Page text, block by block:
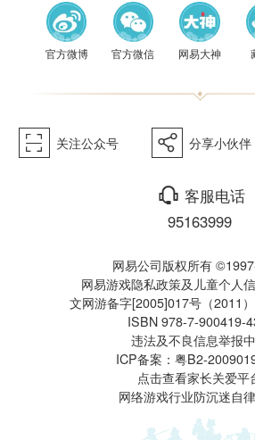
《
西游
电脑
武神坛
官方微博 官方微信 网易大神
򰀁 关注公众号 򰀂 分享小伙伴
򰀃 客服电话
95163999
网易公司版权所有
网易游戏隐私政策及儿童个人
文网游备字[2005]017号（2011
ISBN 978-7-900419-
违法及不良信息举报
ICP备案：粤B2-
点击查看家长关爱平
网络游戏行业防沉迷自